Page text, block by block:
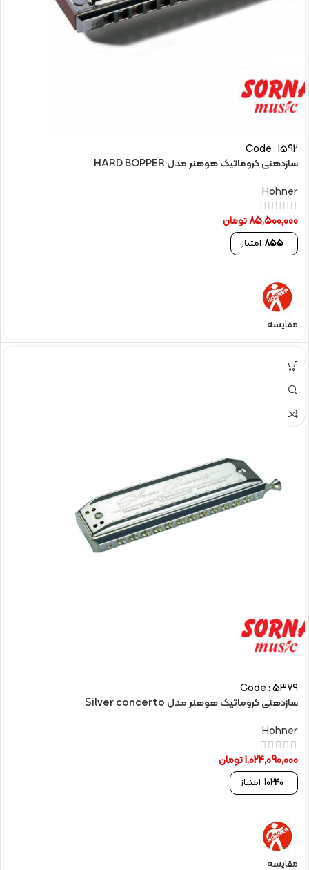
Code : 1592
سازدهنی کروماتیک هوهنر مدل HARD BOPPER
Hohner
85,500,000تومان
855 امتیاز
مقایسه
Code : 5379
سازدهنی کروماتیک هوهنر مدل Silver concerto
Hohner
1,024,090,000تومان
10240 امتیاز
مقایسه